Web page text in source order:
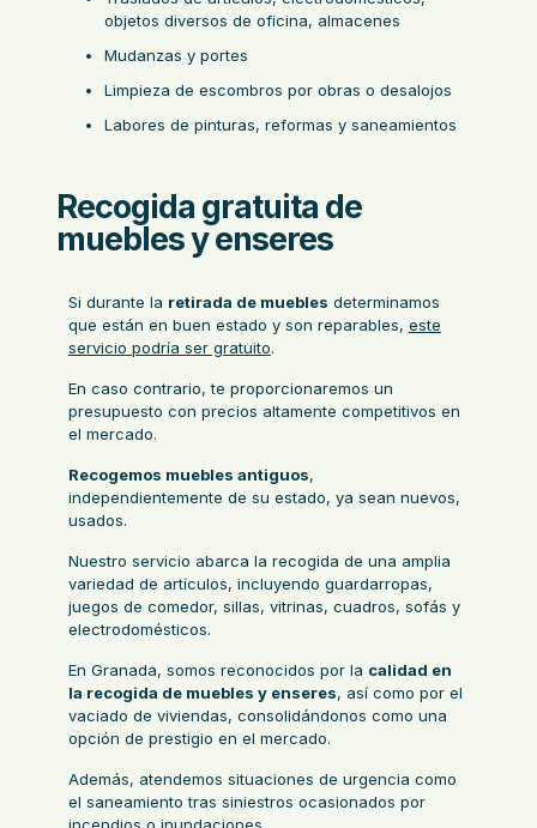
objetos diversos de oficina, almacenes
Mudanzas y portes
Limpieza de escombros por obras o desalojos
Labores de pinturas, reformas y saneamientos
Recogida gratuita de
muebles y enseres
Si durante la retirada de muebles determinamos
que están en buen estado y son reparables, este
servicio podría ser gratuito.
En caso contrario, te proporcionaremos un
presupuesto con precios altamente competitivos en
el mercado.
Recogemos muebles antiguos,
independientemente de su estado, ya sean nuevos,
usados.
Nuestro servicio abarca la recogida de una amplia
variedad de artículos, incluyendo guardarropas,
juegos de comedor, sillas, vitrinas, cuadros, sofás y
electrodomésticos.
En Granada, somos reconocidos por la calidad en
la recogida de muebles y enseres, así como por el
vaciado de viviendas, consolidándonos como una
opción de prestigio en el mercado.
Además, atendemos situaciones de urgencia como
el saneamiento tras siniestros ocasionados por